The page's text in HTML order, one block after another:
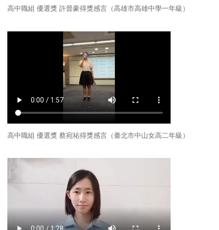
高中職組 優選獎 許晉豪得獎感言（高雄市高雄中學一年級）
高中職組 優選獎 蔡宛祐得獎感言（臺北市中山女高二年級）